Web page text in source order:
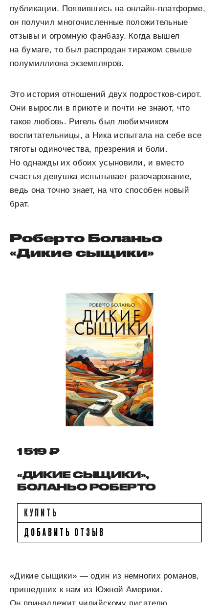
публикации. Появившись на онлайн-платформе,
он получил многочисленные положительные
отзывы и огромную фанбазу. Когда вышел
на бумаге, то был распродан тиражом свыше
полумиллиона экземпляров.
Это история отношений двух подростков-сирот.
Они выросли в приюте и почти не знают, что
такое любовь. Ригель был любимчиком
воспитательницы, а Ника испытала на себе все
тяготы одиночества, презрения и боли.
Но однажды их обоих усыновили, и вместо
счастья девушка испытывает разочарование,
ведь она точно знает, на что способен новый
брат.
Роберто Боланьо
«Дикие сыщики»
1 519 ₽
«ДИКИЕ СЫЩИКИ»,
БОЛАНЬО РОБЕРТО
КУПИТЬ
ДОБАВИТЬ ОТЗЫВ
«Дикие сыщики» — один из немногих романов,
пришедших к нам из Южной Америки.